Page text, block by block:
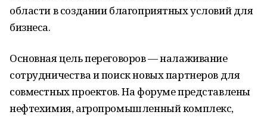
области в создании благоприятных условий для
бизнеса.
Основная цель переговоров — налаживание
сотрудничества и поиск новых партнеров для
совместных проектов. На форуме представлены
нефтехимия, агропромышленный комплекс,